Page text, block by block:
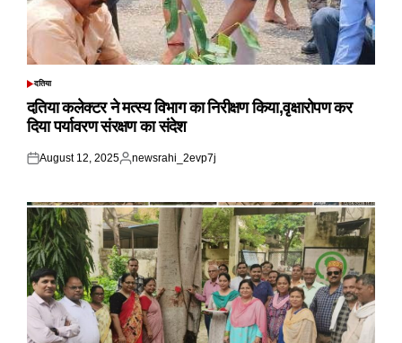
POSTED
दतिया
दतिया कलेक्टर ने मत्स्य विभाग का निरीक्षण किया,वृक्षारोपण कर
दिया पर्यावरण संरक्षण का संदेश
Posted
August 12, 2025
Posted
newsrahi_2evp7j